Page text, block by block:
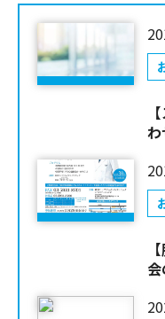
わ